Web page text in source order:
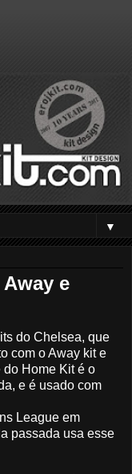
▼
Away e
do Chelsea, que
com o Away kit e
do Home Kit é o
e é usado com
League em
passada usa esse